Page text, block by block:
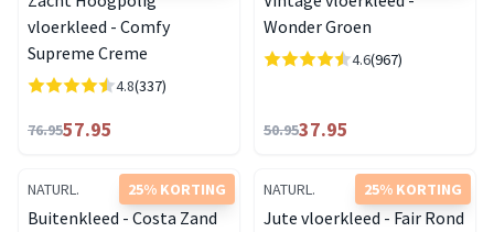
vloerkleed - Comfy
Supreme Creme
4.8(337)
76.9557.95
Wonder Groen
4.6(967)
50.9537.95
25% KORTING
NATURL.
Buitenkleed - Costa Zand
25% KORTING
NATURL.
Jute vloerkleed - Fair Rond